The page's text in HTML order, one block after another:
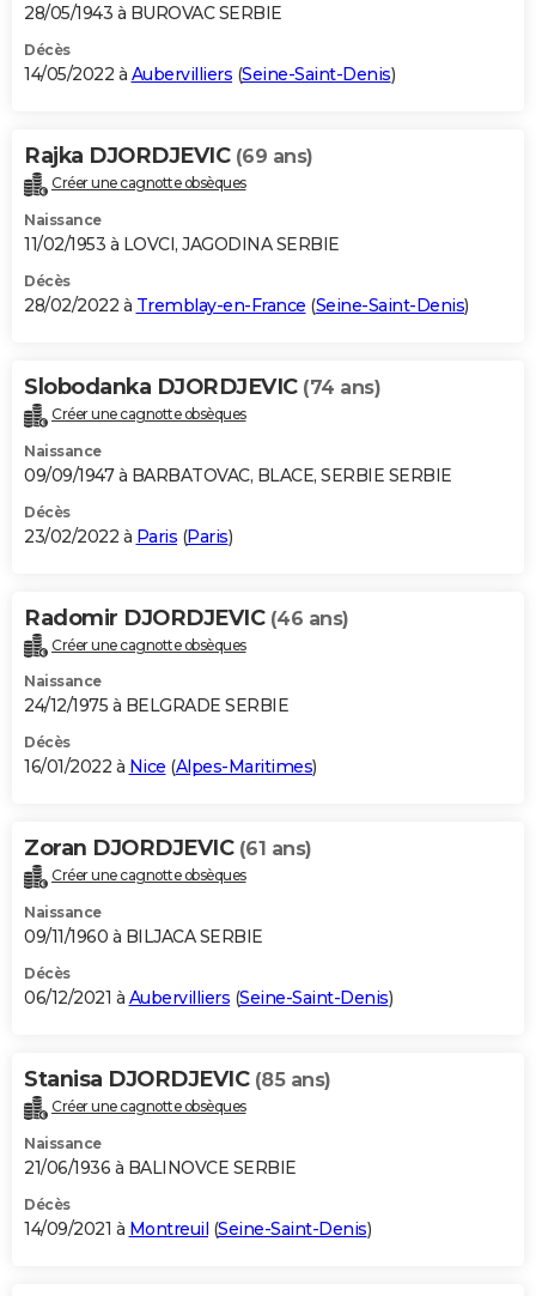
28/05/1943 à BUROVAC SERBIE
Décès
14/05/2022 à Aubervilliers (Seine-Saint-Denis)
Rajka DJORDJEVIC (69 ans)
Créer une cagnotte obsèques
Naissance
11/02/1953 à LOVCI, JAGODINA SERBIE
Décès
28/02/2022 à Tremblay-en-France (Seine-Saint-Denis)
Slobodanka DJORDJEVIC (74 ans)
Créer une cagnotte obsèques
Naissance
09/09/1947 à BARBATOVAC, BLACE, SERBIE SERBIE
Décès
23/02/2022 à Paris (Paris)
Radomir DJORDJEVIC (46 ans)
Créer une cagnotte obsèques
Naissance
24/12/1975 à BELGRADE SERBIE
Décès
16/01/2022 à Nice (Alpes-Maritimes)
Zoran DJORDJEVIC (61 ans)
Créer une cagnotte obsèques
Naissance
09/11/1960 à BILJACA SERBIE
Décès
06/12/2021 à Aubervilliers (Seine-Saint-Denis)
Stanisa DJORDJEVIC (85 ans)
Créer une cagnotte obsèques
Naissance
21/06/1936 à BALINOVCE SERBIE
Décès
14/09/2021 à Montreuil (Seine-Saint-Denis)